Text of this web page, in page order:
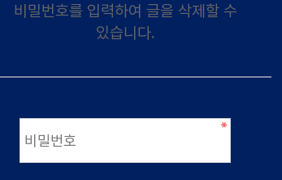
비밀번호를 입력하여 글을 삭제할 수
있습니다.